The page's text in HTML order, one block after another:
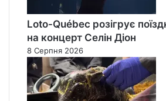
Loto-Québec розігрує
на концерт Селін Діон
8 Серпня 2026